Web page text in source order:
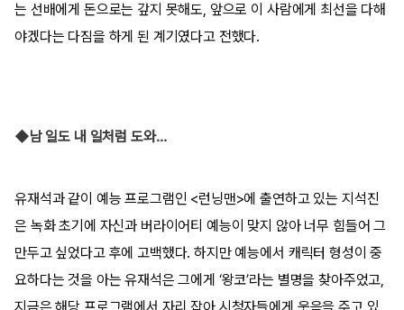
는 선배에게 돈으로는 갚지 못해도, 앞으로 이 사람에게 최선을 다해
야겠다는 다짐을 하게 된 계기였다고 전했다.
◆남 일도 내 일처럼 도와…
유재석과 같이 예능 프로그램인 <런닝맨>에 출연하고 있는 지석진
은 녹화 초기에 자신과 버라이어티 예능이 맞지 않아 너무 힘들어 그
만두고 싶었다고 후에 고백했다. 하지만 예능에서 캐릭터 형성이 중
요하다는 것을 아는 유재석은 그에게 ‘왕코’라는 별명을 찾아주었고,